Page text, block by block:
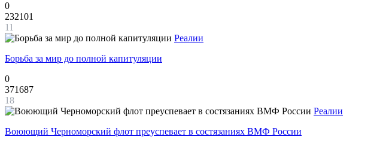
0
232101
11
Реалии
Борьба за мир до полной капитуляции
0
371687
18
Реалии
Воюющий Черноморский флот преуспевает в состязаниях ВМФ России